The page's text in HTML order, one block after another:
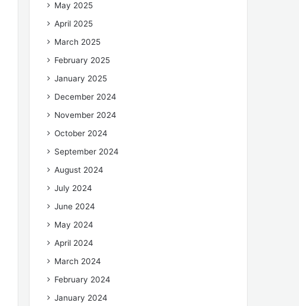
May 2025
April 2025
March 2025
February 2025
January 2025
December 2024
November 2024
October 2024
September 2024
August 2024
July 2024
June 2024
May 2024
April 2024
March 2024
February 2024
January 2024